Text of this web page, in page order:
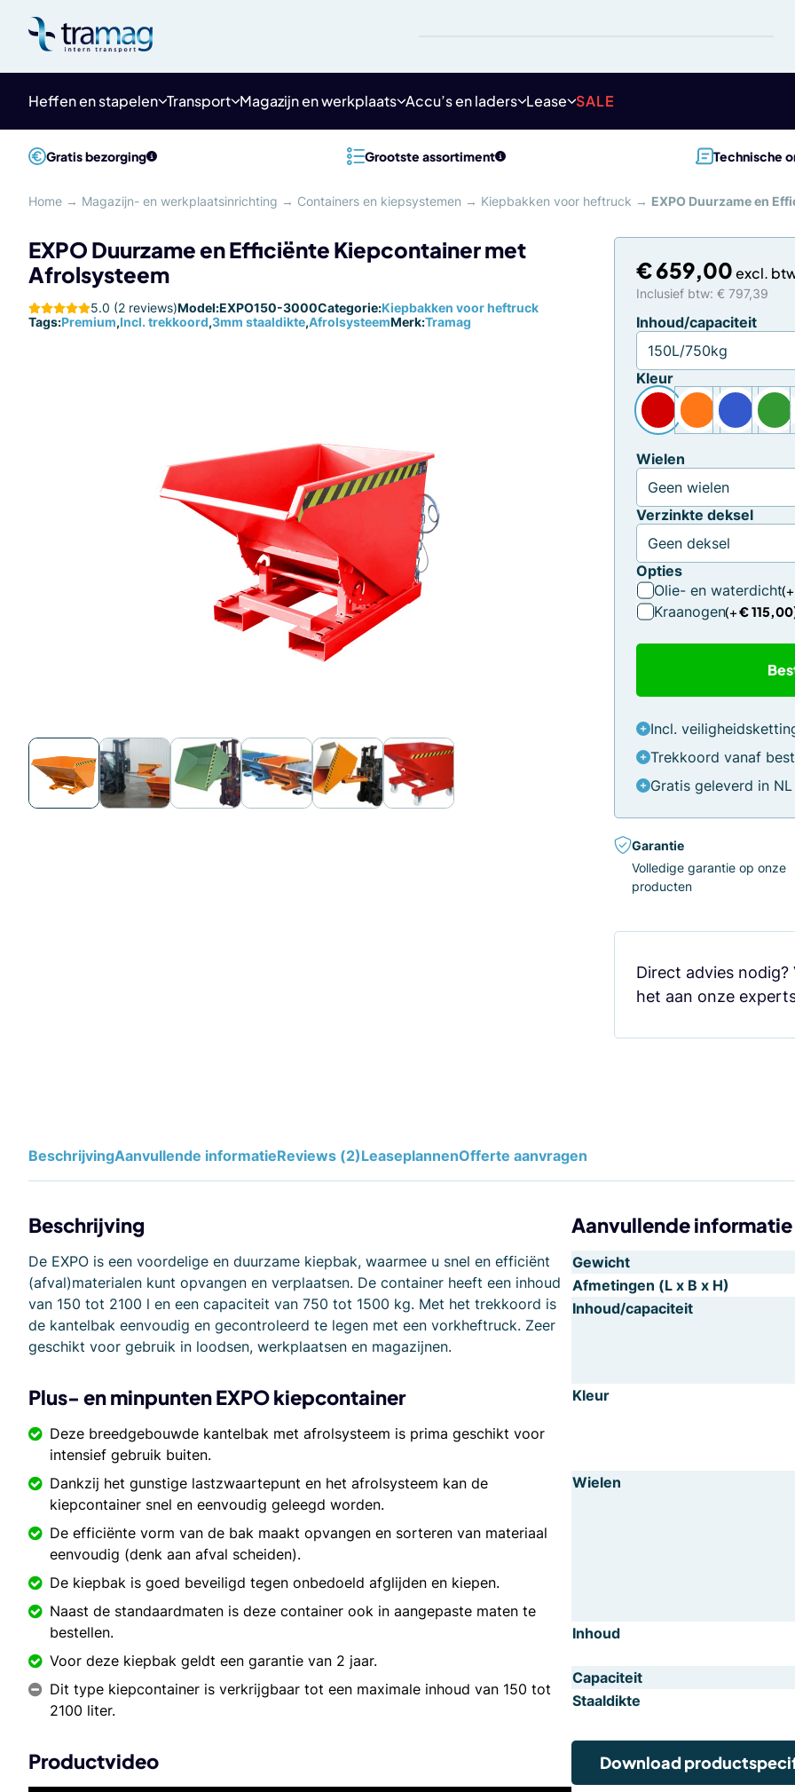
content
Heffen en stapelen Transport Magazijn en werkplaats Accu’s en laders Lease SALE
Gratis bezorging Grootste assortiment Technische
Home → Magazijn- en werkplaatsinrichting → Containers en kiepsystemen → Kiepbakken voor heftruck → EXPO Duurzame en
EXPO Duurzame en Efficiënte Kiepcontainer met
Afrolsysteem
5.0 (2 reviews)Model:EXPO150-3000Categorie:Kiepbakken voor heftruck
Tags:Premium,Incl. trekkoord,3mm staaldikte,AfrolsysteemMerk:Tramag
€659,00
Inclusief btw: € 797,39
Inhoud/capaciteit
Kleur
Wielen
Verzinkte deksel
Opties
Olie- en waterdicht
Kraanogen
€115,00
Incl.
Trekkoord vanaf
Gratis geleverd in NL
Garantie
Volledige garantie op onze
producten
Direct advies nodig?
het aan onze
BeschrijvingAanvullende informatieReviews (2)LeaseplannenOfferte aanvragen
Beschrijving
De EXPO is een voordelige en duurzame kiepbak, waarmee u snel en efficiënt
(afval)materialen kunt opvangen en verplaatsen. De container heeft een inhoud
van 150 tot 2100 l en een capaciteit van 750 tot 1500 kg. Met het trekkoord is
de kantelbak eenvoudig en gecontroleerd te legen met een vorkheftruck. Zeer
geschikt voor gebruik in loodsen, werkplaatsen en magazijnen.
Plus- en minpunten EXPO kiepcontainer
Deze breedgebouwde kantelbak met afrolsysteem is prima geschikt voor
intensief gebruik buiten.
Dankzij het gunstige lastzwaartepunt en het afrolsysteem kan de
kiepcontainer snel en eenvoudig geleegd worden.
De efficiënte vorm van de bak maakt opvangen en sorteren van materiaal
eenvoudig (denk aan afval scheiden).
De kiepbak is goed beveiligd tegen onbedoeld afglijden en kiepen.
Naast de standaardmaten is deze container ook in aangepaste maten te
bestellen.
Voor deze kiepbak geldt een garantie van 2 jaar.
Dit type kiepcontainer is verkrijgbaar tot een maximale inhoud van 150 tot
2100 liter.
Productvideo
Aanvullende informatie
Gewicht
Afmetingen (L x B x H)
Inhoud/capaciteit
Kleur
Wielen
Inhoud
Capaciteit
Staaldikte
Download